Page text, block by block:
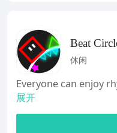
Beat
休闲
Everyone can enjoy
展开